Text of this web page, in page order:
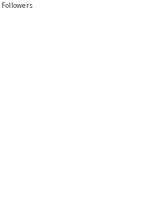
Followers